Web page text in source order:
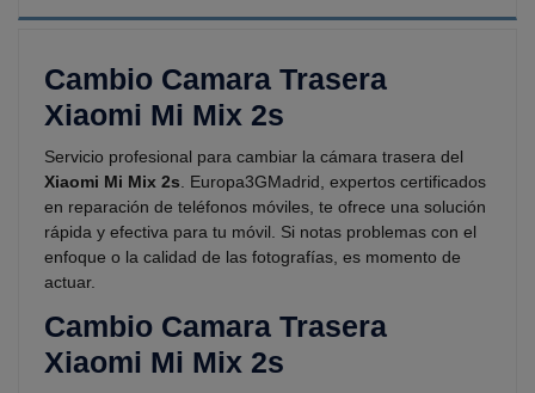
Cambio Camara Trasera
Xiaomi Mi Mix 2s
Servicio profesional para cambiar la cámara trasera del
Xiaomi Mi Mix 2s . Europa3GMadrid, expertos certificados
en reparación de teléfonos móviles, te ofrece una solución
rápida y efectiva para tu móvil. Si notas problemas con el
enfoque o la calidad de las fotografías, es momento de
actuar.
Cambio Camara Trasera
Xiaomi Mi Mix 2s